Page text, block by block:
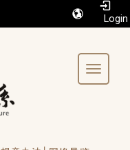
Toggle